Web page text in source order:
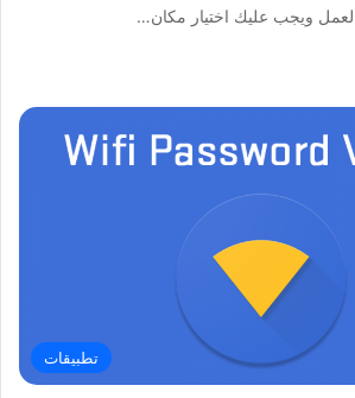
ويجب عليك اختيار مكان…
تطبيقات